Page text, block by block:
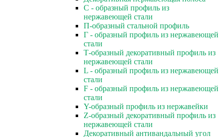
С - образный профиль из
нержавеющей стали
П-образный стальной профиль
Г - образный профиль из нержавеющей
стали
Т-образный декоративный профиль из
нержавеющей стали
L - образный профиль из нержавеющей
стали
F - образный профиль из нержавеющей
стали
Y-образный профиль из нержавейки
Z-образный декоративный профиль из
нержавеющей стали
Декоративный антивандальный угол